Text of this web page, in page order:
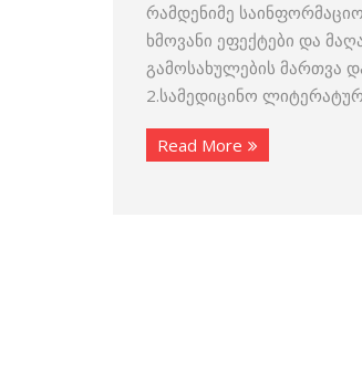
რამდენიმე
ხმოვანი ეფექტები და
გამოსახულების მართვა
2.სამედიცინო
Read More